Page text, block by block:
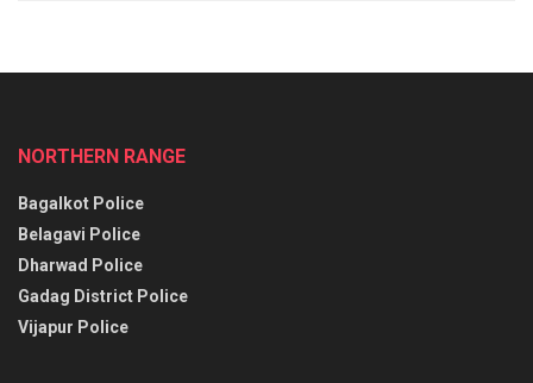
NORTHERN RANGE
Bagalkot Police
Belagavi Police
Dharwad Police
Gadag District Police
Vijapur Police